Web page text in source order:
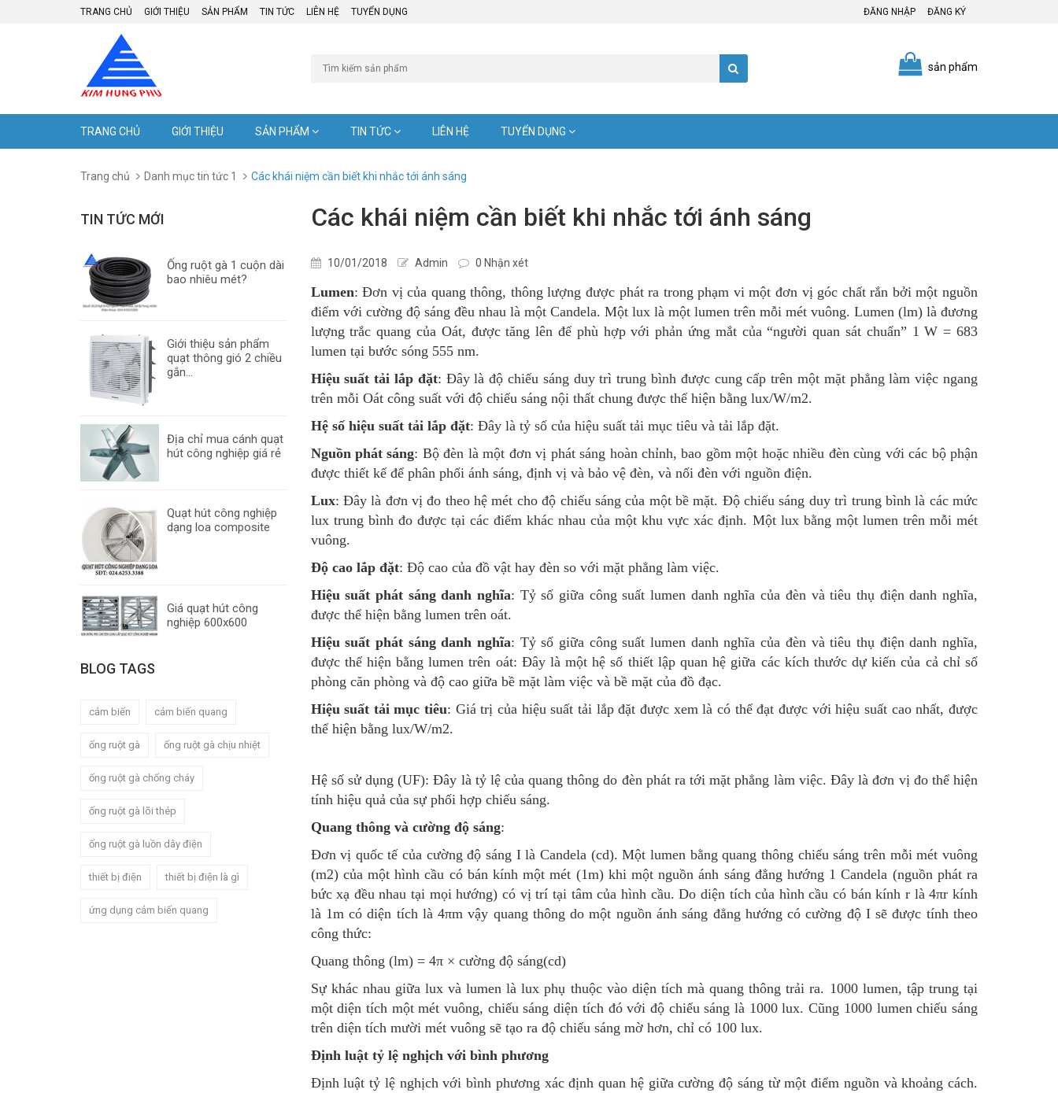
TRANG CHỦ GIỚI THIỆU SẢN PHẨM TIN TỨC LIÊN HỆ TUYỂN DỤNG ĐĂNG NHẬP ĐĂNG KÝ
sản phẩm
TRANG CHỦ GIỚI THIỆU SẢN PHẨM TIN TỨC LIÊN HỆ TUYỂN DỤNG
Trang chủ Danh mục tin tức 1 Các khái niệm cần biết khi nhắc tới ánh sáng
Các khái niệm cần biết khi nhắc tới ánh sáng
10/01/2018 Admin 0 Nhận xét
Lumen: Đơn vị của quang thông, thông lượng được phát ra trong phạm vi một đơn vị góc chất rắn bởi một nguồn
điểm với cường độ sáng đều nhau là một Candela. Một lux là một lumen trên mỗi mét vuông. Lumen (lm) là đương
lượng trắc quang của Oát, được tăng lên để phù hợp với phản ứng mắt của “người quan sát chuẩn” 1 W = 683
lumen tại bước sóng 555 nm.
Hiệu suất tải lắp đặt: Đây là độ chiếu sáng duy trì trung bình được cung cấp trên một mặt phẳng làm việc ngang
trên mỗi Oát công suất với độ chiếu sáng nội thất chung được thể hiện bằng lux/W/m2.
Hệ số hiệu suất tải lắp đặt: Đây là tỷ số của hiệu suất tải mục tiêu và tải lắp đặt.
Nguồn phát sáng: Bộ đèn là một đơn vị phát sáng hoàn chỉnh, bao gồm một hoặc nhiều đèn cùng với các bộ phận
được thiết kế để phân phối ánh sáng, định vị và bảo vệ đèn, và nối đèn với nguồn điện.
Lux: Đây là đơn vị đo theo hệ mét cho độ chiếu sáng của một bề mặt. Độ chiếu sáng duy trì trung bình là các mức
lux trung bình đo được tại các điểm khác nhau của một khu vực xác định. Một lux bằng một lumen trên mỗi mét
vuông.
Độ cao lắp đặt: Độ cao của đồ vật hay đèn so với mặt phẳng làm việc.
Hiệu suất phát sáng danh nghĩa: Tỷ số giữa công suất lumen danh nghĩa của đèn và tiêu thụ điện danh nghĩa,
được thể hiện bằng lumen trên oát.
Hiệu suất phát sáng danh nghĩa: Tỷ số giữa công suất lumen danh nghĩa của đèn và tiêu thụ điện danh nghĩa,
được thể hiện bằng lumen trên oát: Đây là một hệ số thiết lập quan hệ giữa các kích thước dự kiến của cả chỉ số
phòng căn phòng và độ cao giữa bề mặt làm việc và bề mặt của đồ đạc.
Hiệu suất tải mục tiêu: Giá trị của hiệu suất tải lắp đặt được xem là có thể đạt được với hiệu suất cao nhất, được
thể hiện bằng lux/W/m2.
Hệ số sử dụng (UF): Đây là tỷ lệ của quang thông do đèn phát ra tới mặt phẳng làm việc. Đây là đơn vị đo thể hiện
tính hiệu quả của sự phối hợp chiếu sáng.
Quang thông và cường độ sáng:
Đơn vị quốc tế của cường độ sáng I là Candela (cd). Một lumen bằng quang thông chiếu sáng trên mỗi mét vuông
(m2) của một hình cầu có bán kính một mét (1m) khi một nguồn ánh sáng đẳng hướng 1 Candela (nguồn phát ra
bức xạ đều nhau tại mọi hướng) có vị trí tại tâm của hình cầu. Do diện tích của hình cầu có bán kính r là 4πr kính
là 1m có diện tích là 4πm vậy quang thông do một nguồn ánh sáng đẳng hướng có cường độ I sẽ được tính theo
công thức:
Quang thông (lm) = 4π × cường độ sáng(cd)
Sự khác nhau giữa lux và lumen là lux phụ thuộc vào diện tích mà quang thông trải ra. 1000 lumen, tập trung tại
một diện tích một mét vuông, chiếu sáng diện tích đó với độ chiếu sáng là 1000 lux. Cũng 1000 lumen chiếu sáng
trên diện tích mười mét vuông sẽ tạo ra độ chiếu sáng mờ hơn, chỉ có 100 lux.
Định luật tỷ lệ nghịch với bình phương
Định luật tỷ lệ nghịch với bình phương xác định quan hệ giữa cường độ sáng từ một điểm nguồn và khoảng cách.
TIN TỨC MỚI
Ống ruột gà 1 cuộn dài
bao nhiêu mét?
Giới thiệu sản phẩm
quạt thông gió 2 chiều
gắn...
Địa chỉ mua cánh quạt
hút công nghiệp giá rẻ
Quạt hút công nghiệp
dạng loa composite
Giá quạt hút công
nghiệp 600x600
BLOG TAGS
cảm biến cảm biến quang
ống ruột gà ống ruột gà chịu nhiệt
ống ruột gà chống cháy
ống ruột gà lõi thép
ống ruột gà luồn dây điện
thiết bị điện thiết bị điện là gì
ứng dụng cảm biến quang